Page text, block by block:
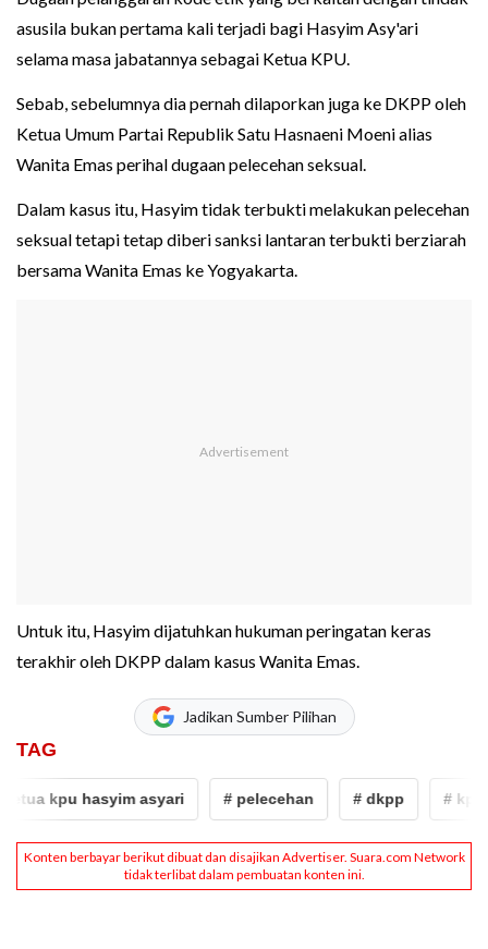
asusila bukan pertama kali terjadi bagi Hasyim Asy'ari
selama masa jabatannya sebagai Ketua KPU.
Sebab, sebelumnya dia pernah dilaporkan juga ke DKPP oleh
Ketua Umum Partai Republik Satu Hasnaeni Moeni alias
Wanita Emas perihal dugaan pelecehan seksual.
Dalam kasus itu, Hasyim tidak terbukti melakukan pelecehan
seksual tetapi tetap diberi sanksi lantaran terbukti berziarah
bersama Wanita Emas ke Yogyakarta.
Untuk itu, Hasyim dijatuhkan hukuman peringatan keras
terakhir oleh DKPP dalam kasus Wanita Emas.
Jadikan Sumber Pilihan
TAG
hasyim asyari # pelecehan # dkpp # kpu